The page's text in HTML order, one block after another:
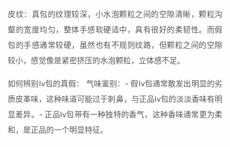
皮纹：真包的纹理较深，小水泡颗粒之间的空隙清晰，颗粒沟
壑的宽度均匀，整体手感软硬适中，具有很好的柔韧性。而假
包的手感通常较硬，虽然也有不规则纹路，但颗粒之间的空隙
较小，感觉像是紧密挤压的水泡颗粒，立体感不足。
如何辨别lv包的真假： 气味鉴别：- 假lv包通常散发出明显的劣
质皮革味，这种味道可能过于刺鼻，与正品lv包的淡淡香味有明
显差异。- 正品lv包带有一种独特的香气，这种香味通常更为柔
和，是正品的一个明显特征。